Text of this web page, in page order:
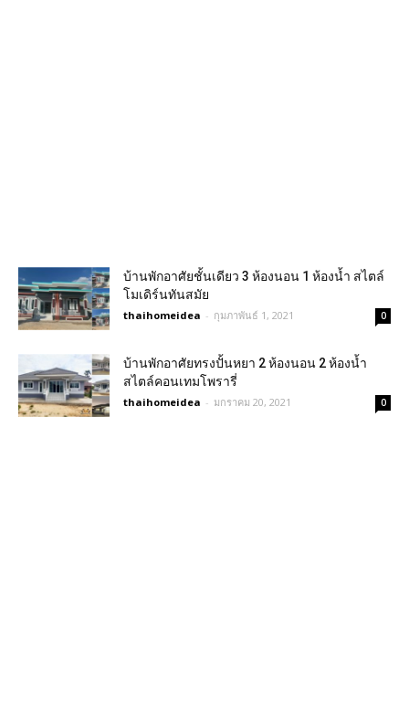
บ้านพักอาศัยชั้นเดียว 3 ห้องนอน 1 ห้องน้ำ สไตล์
โมเดิร์นทันสมัย
thaihomeidea - กุมภาพันธ์ 1, 2021 0
บ้านพักอาศัยทรงปั้นหยา 2 ห้องนอน 2 ห้องน้ำ
สไตล์คอนเทมโพรารี่
thaihomeidea - มกราคม 20, 2021 0